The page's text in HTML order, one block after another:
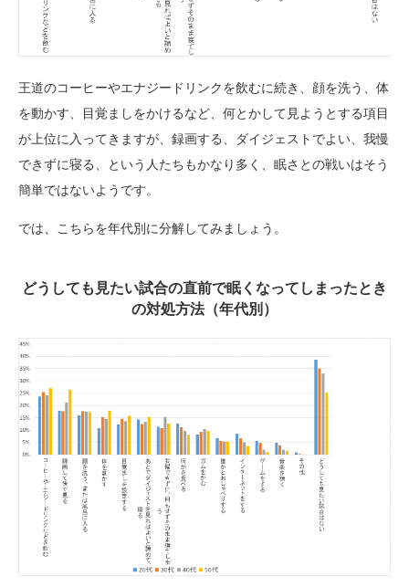
王道のコーヒーやエナジードリンクを飲むに続き、顔を洗う、体
を動かす、目覚ましをかけるなど、何とかして見ようとする項目
が上位に入ってきますが、録画する、ダイジェストでよい、我慢
できずに寝る、という人たちもかなり多く、眠さとの戦いはそう
簡単ではないようです。
では、こちらを年代別に分解してみましょう。
どうしても見たい試合の直前で眠くなってしまったとき
の対処方法（年代別）